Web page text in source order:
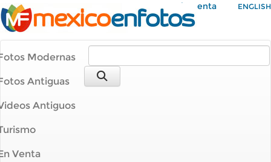
Mi Cuenta ENGLISH
Modernas
Antiguas
Antiguos
Venta